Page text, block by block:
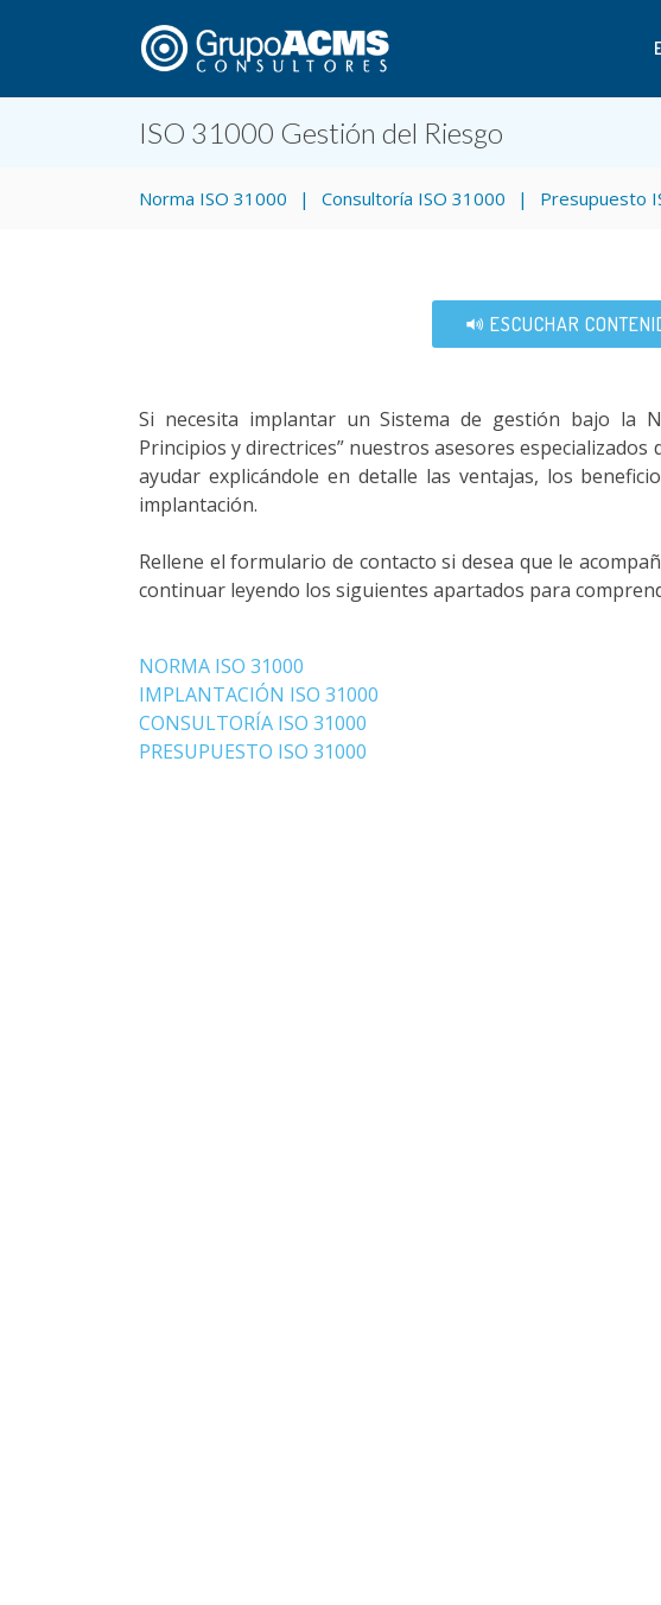
ISO 31000 Gestión del Riesgo
Norma ISO 31000 Consultoría ISO 31000 Presupuesto
ESCUCHAR
Si necesita implantar un Sistema de gestión bajo la
Principios y directrices” nuestros asesores especializados
ayudar explicándole en detalle las ventajas, los
implantación.
Rellene el formulario de contacto si desea que le
continuar leyendo los siguientes apartados para
NORMA ISO 31000
IMPLANTACIÓN ISO 31000
CONSULTORÍA ISO 31000
PRESUPUESTO ISO 31000